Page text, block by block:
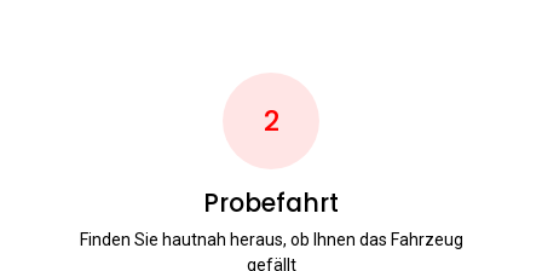
2
Probefahrt
Finden Sie hautnah heraus, ob Ihnen das Fahrzeug
gefällt